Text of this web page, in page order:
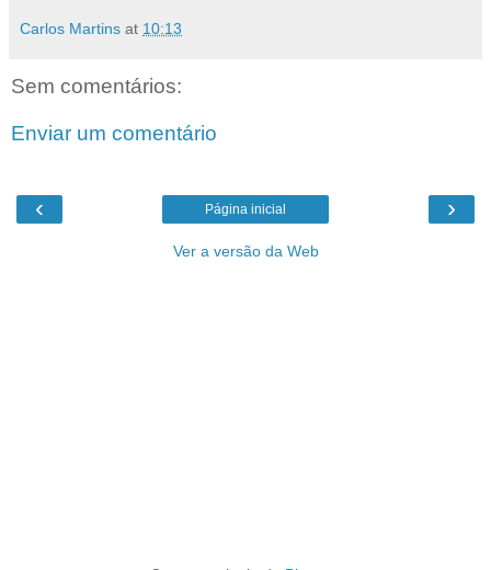
Carlos Martins at 10:13
Sem comentários:
Enviar um comentário
‹ ›
Página inicial
Ver a versão da Web